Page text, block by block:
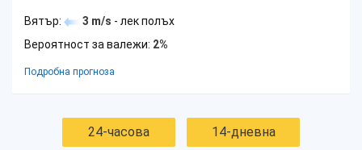
Вятър: 3 m/s - лек полъх
Вероятност за валежи: 2%
Подробна прогноза
24-часова 14-дневна